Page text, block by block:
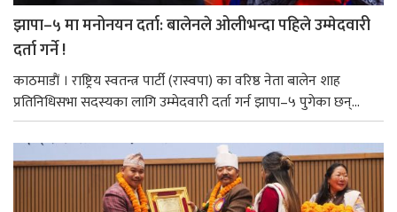
झापा–५ मा मनोनयन दर्ता: बालेनले ओलीभन्दा पहिले उम्मेदवारी
दर्ता गर्ने !
काठमाडाैं । राष्ट्रिय स्वतन्त्र पार्टी (रास्वपा) का वरिष्ठ नेता बालेन शाह
प्रतिनिधिसभा सदस्यका लागि उम्मेदवारी दर्ता गर्न झापा–५ पुगेका छन्...